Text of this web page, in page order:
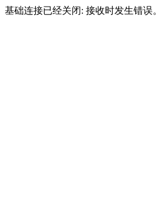
基础连接已经关闭: 接收时发生错误。